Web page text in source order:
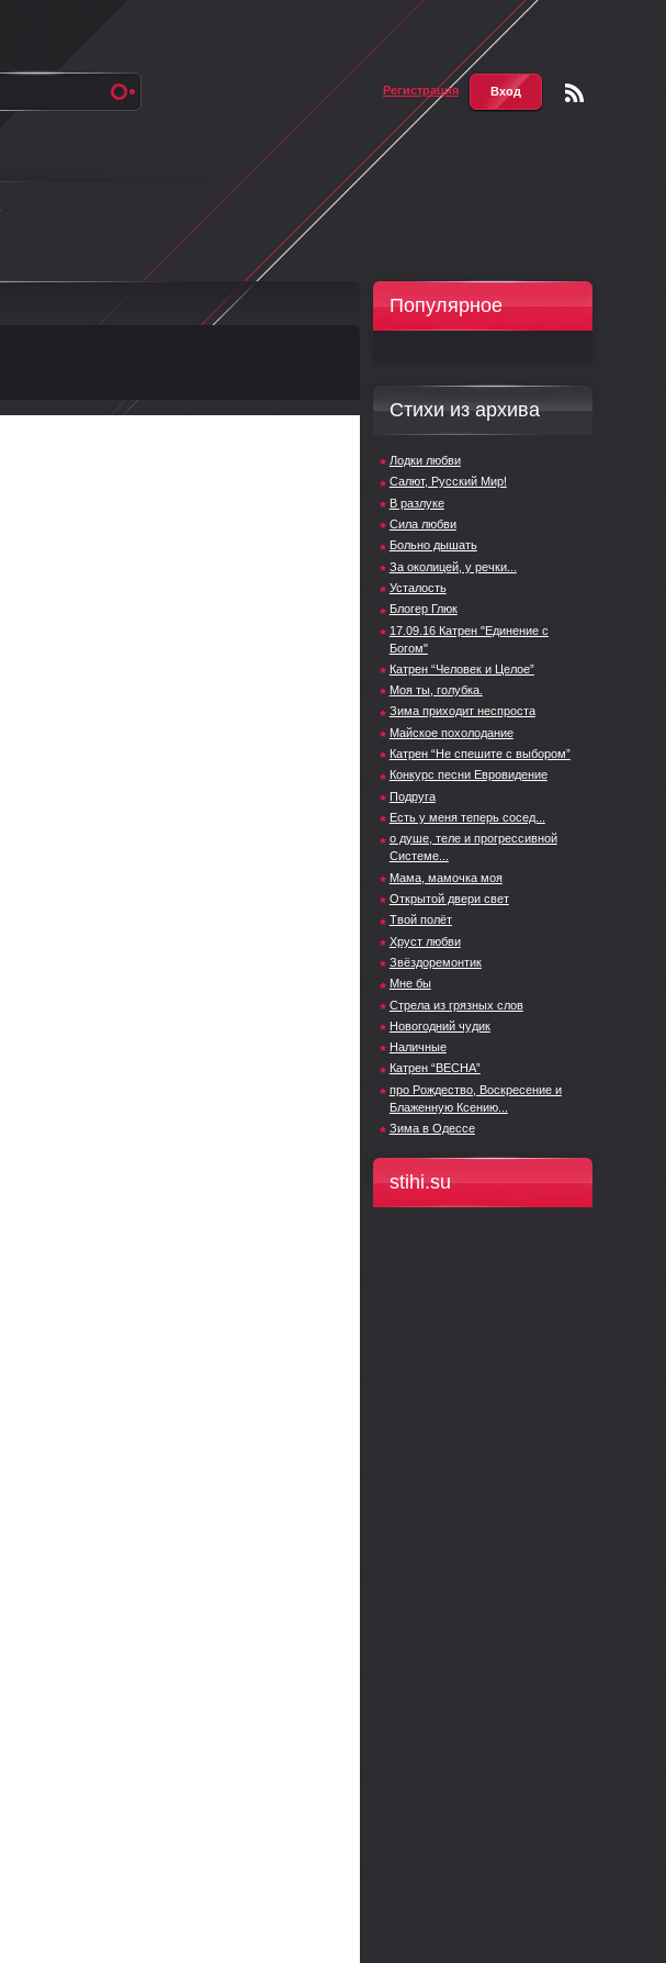
Регистрация Вход
Популярное
Стихи из архива
Лодки любви
Салют, Русский Мир!
В разлуке
Сила любви
Больно дышать
За околицей, у речки...
Усталость
Блогер Глюк
17.09.16 Катрен "Единение с
Богом"
Катрен “Человек и Целое”
Моя ты, голубка.
Зима приходит неспроста
Майское похолодание
Катрен “Не спешите с выбором”
Конкурс песни Евровидение
Подруга
Есть у меня теперь сосед...
о душе, теле и прогрессивной
Системе...
Мама, мамочка моя
Открытой двери свет
Твой полёт
Хруст любви
Звёздоремонтик
Мне бы
Стрела из грязных слов
Новогодний чудик
Наличные
Катрен “ВЕСНА”
про Рождество, Воскресение и
Блаженную Ксению...
Зима в Одессе
stihi.su